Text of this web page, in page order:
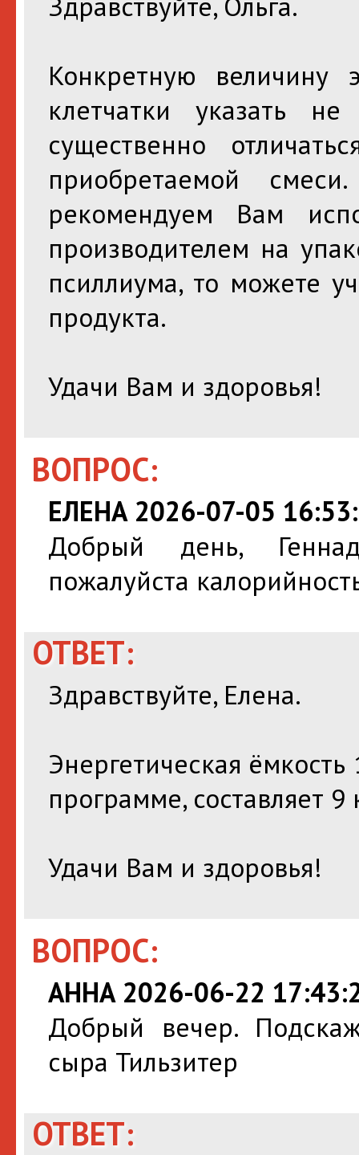
Конкретную величину
клетчатки указать
существенно
приобретаемой
рекомендуем Вам
производителем на
псиллиума, то можете
продукта.
Удачи Вам и здоровья!
ВОПРОС:
ЕЛЕНА 2026-07-05
Добрый день,
пожалуйста
ОТВЕТ:
Здравствуйте, Елена.
Энергетическая
программе, составляет 9
Удачи Вам и здоровья!
ВОПРОС:
АННА 2026-06-22
Добрый вечер.
сыра Тильзитер
ОТВЕТ: